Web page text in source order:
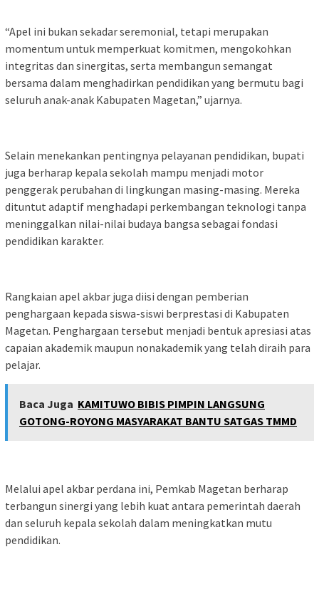
“Apel ini bukan sekadar seremonial, tetapi merupakan
momentum untuk memperkuat komitmen, mengokohkan
integritas dan sinergitas, serta membangun semangat
bersama dalam menghadirkan pendidikan yang bermutu bagi
seluruh anak-anak Kabupaten Magetan,” ujarnya.
Selain menekankan pentingnya pelayanan pendidikan, bupati
juga berharap kepala sekolah mampu menjadi motor
penggerak perubahan di lingkungan masing-masing. Mereka
dituntut adaptif menghadapi perkembangan teknologi tanpa
meninggalkan nilai-nilai budaya bangsa sebagai fondasi
pendidikan karakter.
Rangkaian apel akbar juga diisi dengan pemberian
penghargaan kepada siswa-siswi berprestasi di Kabupaten
Magetan. Penghargaan tersebut menjadi bentuk apresiasi atas
capaian akademik maupun nonakademik yang telah diraih para
pelajar.
Baca Juga KAMITUWO BIBIS PIMPIN LANGSUNG
GOTONG-ROYONG MASYARAKAT BANTU SATGAS TMMD
Melalui apel akbar perdana ini, Pemkab Magetan berharap
terbangun sinergi yang lebih kuat antara pemerintah daerah
dan seluruh kepala sekolah dalam meningkatkan mutu
pendidikan.